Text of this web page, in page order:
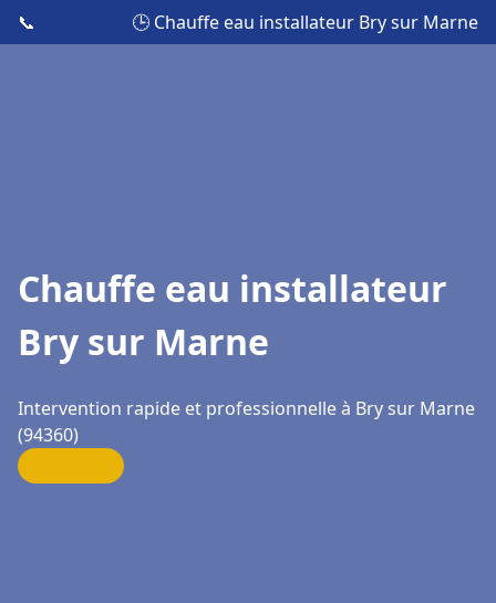
📞 🕒 Chauffe eau installateur Bry sur Marne
Chauffe eau installateur
Bry sur Marne
Intervention rapide et professionnelle à Bry sur Marne
(94360)